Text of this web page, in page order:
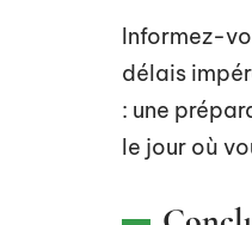
Informez-
délais
: une
le jour où